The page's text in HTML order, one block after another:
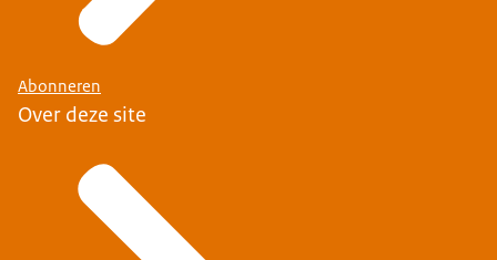
Abonneren
Over deze site